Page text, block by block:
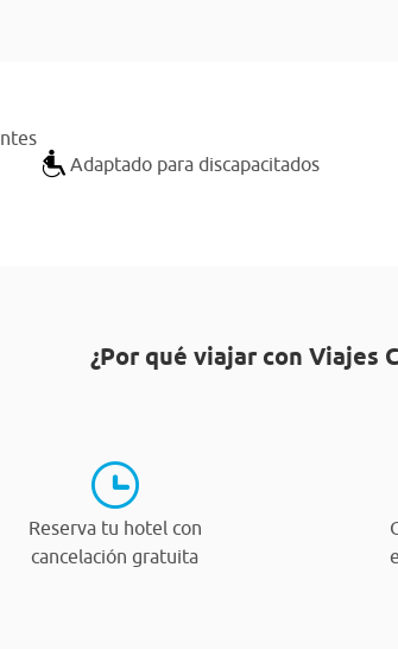
Adaptado para discapacitados
¿Por qué viajar con Viajes
Reserva tu hotel con
cancelación gratuita